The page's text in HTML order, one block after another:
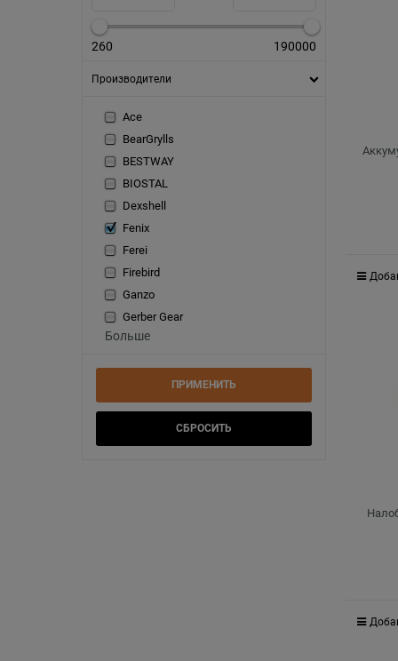
260 190000
Производители
Ace
BearGrylls
BESTWAY
BIOSTAL
Dexshell
Fenix
Ferei
Firebird
Ganzo
Gerber Gear
Больше